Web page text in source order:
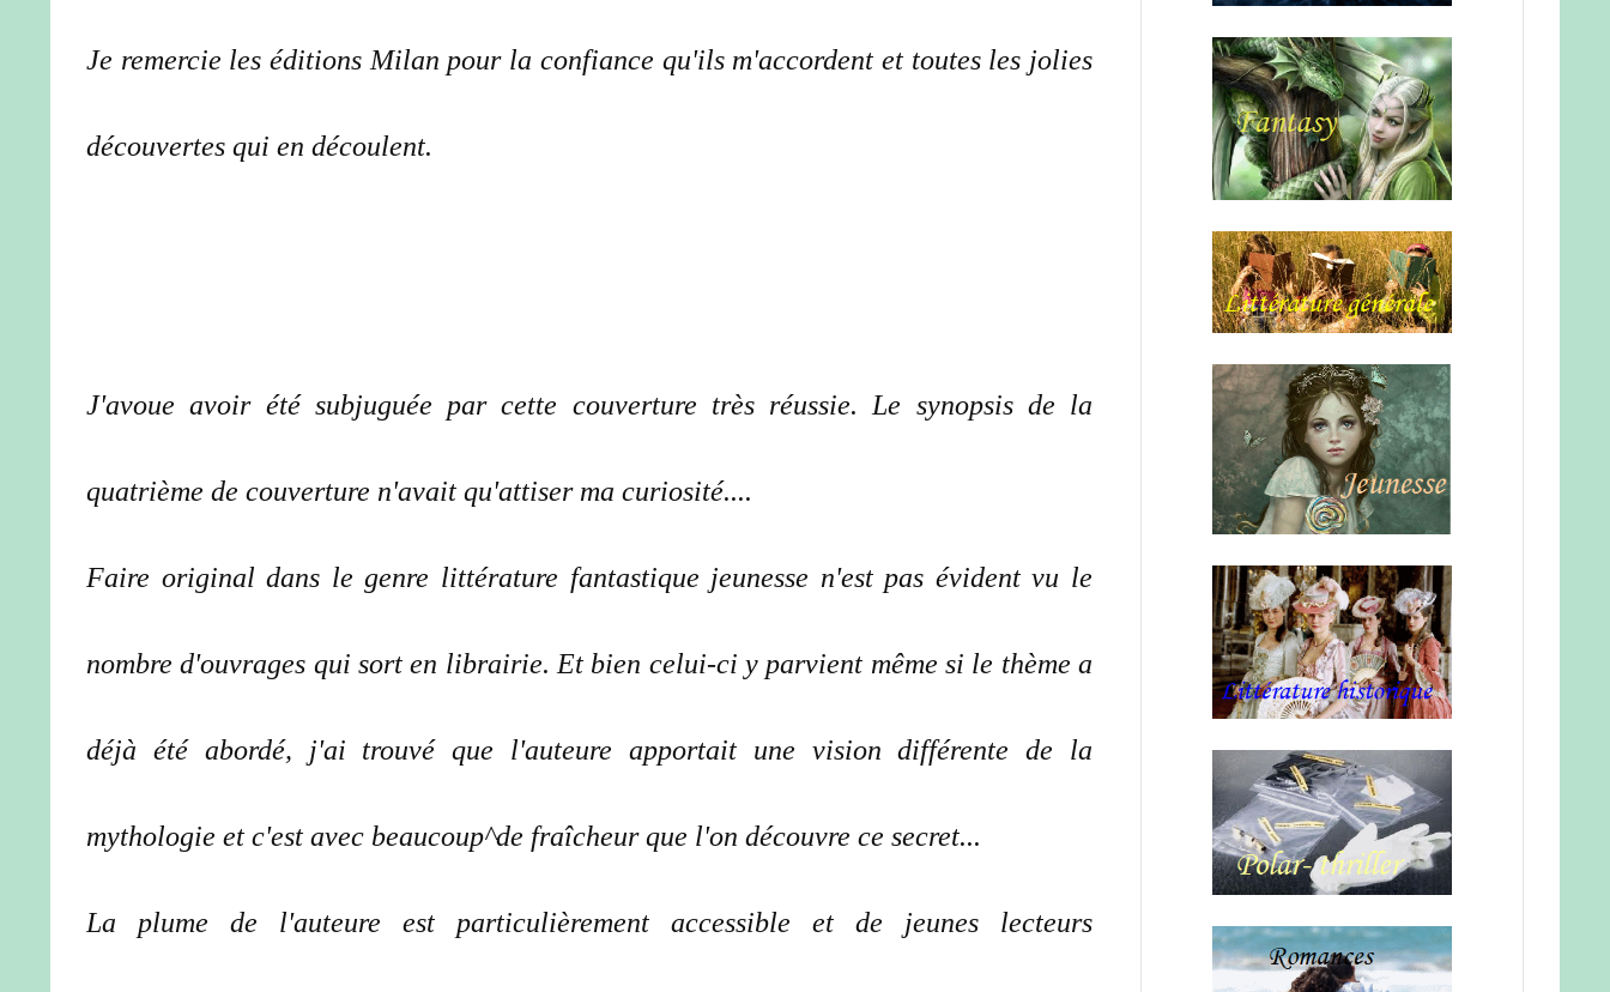
Je remercie les éditions Milan pour la confiance qu'ils m'accordent et toutes les jolies
découvertes qui en découlent.
J'avoue avoir été subjuguée par cette couverture très réussie. Le synopsis de la
quatrième de couverture n'avait qu'attiser ma curiosité....
Faire original dans le genre littérature fantastique jeunesse n'est pas évident vu le
nombre d'ouvrages qui sort en librairie. Et bien celui-ci y parvient même si le thème a
déjà été abordé, j'ai trouvé que l'auteure apportait une vision différente de la
mythologie et c'est avec beaucoup^de fraîcheur que l'on découvre ce secret...
La plume de l'auteure est particulièrement accessible et de jeunes lecteurs